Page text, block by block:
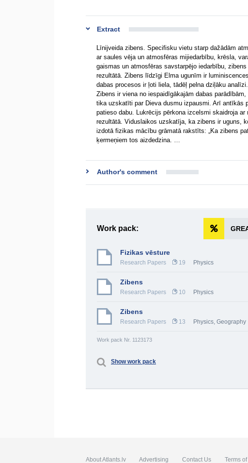
Extract
Līnijveida zibens. Specifisku vietu starp dažādām
ar saules vēja un atmosfēras mijiedarbību, krēsla,
gaismas un atmosfēras savstarpējo iedarbību,
rezultātā. Zibens līdzīgi Elma ugunīm ir
dabas procesos ir ļoti liela, tādēļ pelna dziļāku analīzi.
Zibens ir viena no iespaidīgākajām dabas
tika uzskatīti par Dieva dusmu izpausmi. Arī antīkās
patieso dabu. Lukrēcijs pērkona izcelsmi skaidroja
rezultātā. Viduslaikos uzskatīja, ka zibens ir uguns,
izdotā fizikas mācību grāmatā rakstīts: „Ka zibens
ķermeņiem tos aizdedzina. …
Author's comment
Work pack:
Fizikas vēsture
Research Papers 19 Physics
Zibens
Research Papers 10 Physics
Zibens
Research Papers 13 Physics, Geography
Work pack Nr. 1123173
Show work pack
About Atlants.lv Advertising Contact Us Terms